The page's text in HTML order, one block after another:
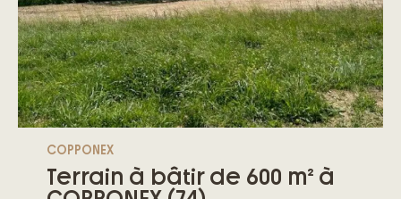
COPPONEX
Terrain à bâtir de 600 m² à